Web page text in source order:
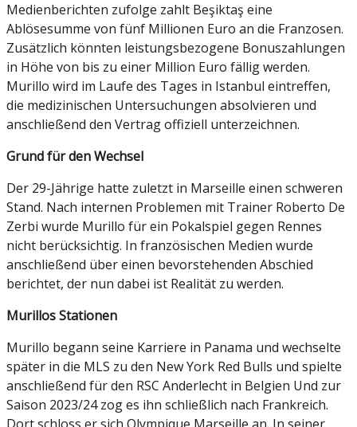
Medienberichten zufolge zahlt Beşiktaş eine
Ablösesumme von fünf Millionen Euro an die Franzosen.
Zusätzlich könnten leistungsbezogene Bonuszahlungen
in Höhe von bis zu einer Million Euro fällig werden.
Murillo wird im Laufe des Tages in Istanbul eintreffen,
die medizinischen Untersuchungen absolvieren und
anschließend den Vertrag offiziell unterzeichnen.
Grund für den Wechsel
Der 29-Jährige hatte zuletzt in Marseille einen schweren
Stand. Nach internen Problemen mit Trainer Roberto De
Zerbi wurde Murillo für ein Pokalspiel gegen Rennes
nicht berücksichtig. In französischen Medien wurde
anschließend über einen bevorstehenden Abschied
berichtet, der nun dabei ist Realität zu werden.
Murillos Stationen
Murillo begann seine Karriere in Panama und wechselte
später in die MLS zu den New York Red Bulls und spielte
anschließend für den RSC Anderlecht in Belgien Und zur
Saison 2023/24 zog es ihn schließlich nach Frankreich.